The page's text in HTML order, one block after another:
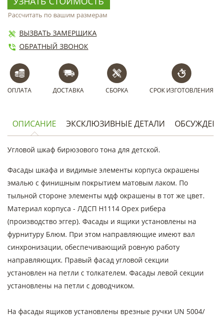
Рассчитать по вашим размерам
ВЫЗВАТЬ ЗАМЕРЩИКА
ОБРАТНЫЙ ЗВОНОК
ОПЛАТА ДОСТАВКА СБОРКА СРОК ИЗГОТОВЛЕНИЯ
ОПИСАНИЕ ЭКСКЛЮЗИВНЫЕ ДЕТАЛИ
Угловой шкаф бирюзового тона для детской.
Фасады шкафа и видимые элементы корпуса окрашены
эмалью с финишным покрытием матовым лаком. По
тыльной стороне элементы мдф окрашены в тот же цвет.
Материал корпуса - ЛДСП H1114 Орех рибера
(производство эггер). Фасады и ящики установлены на
фурнитуру Блюм. При этом направляющие имеют вал
синхронизации, обеспечивающий ровную работу
направляющих. Правый фасад угловой секции
установлен на петли с толкателем. Фасады левой секции
установлены на петли с доводчиком.
На фасады ящиков установлены врезные ручки UN 5004/